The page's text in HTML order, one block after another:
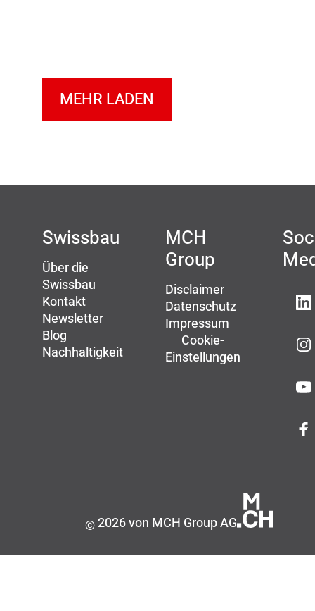
MEHR LADEN
Swissbau
Über die
Swissbau
Kontakt
Newsletter
Blog
Nachhaltigkeit
MCH
Group
Disclaimer
Datenschutz
Impressum
Cookie-
Einstellungen
©2026 von MCH Group AG